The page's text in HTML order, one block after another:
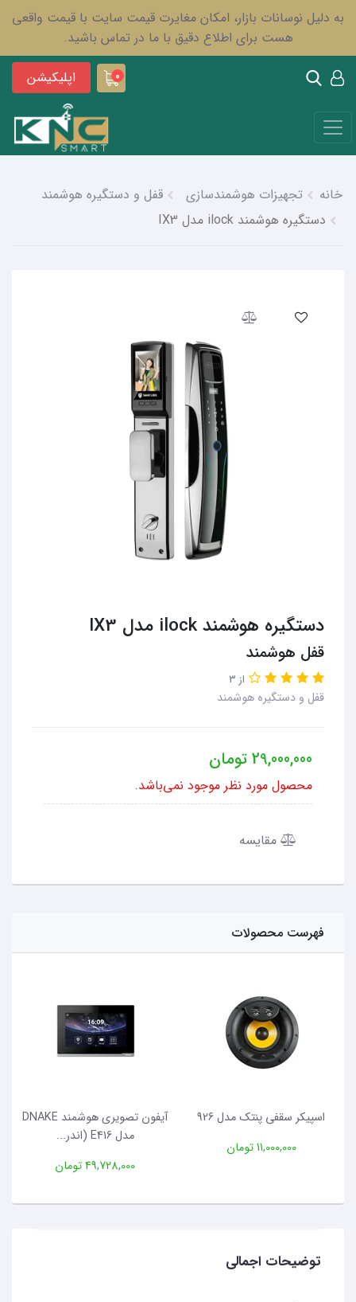
به دلیل نوسانات بازار، امکان مغایرت قیمت سایت با قیمت واقعی
هست برای اطلاع دقیق با ما در تماس باشید.
0 اپلیکیشن
خانه تجهیزات هوشمندسازی
قفل و دستگیره هوشمند
دستگیره هوشمند ilock مدل IX3
دستگیره هوشمند ilock مدل IX3
قفل هوشمند
از 3
قفل و دستگیره هوشمند
29,000,000تومان
محصول مورد نظر موجود نمی‌باشد.
مقایسه
فهرست محصولات
اسپیکر سقفی پنتک مدل 926
11,000,000 تومان
آیفون تصویری هوشمند DNAKE
مدل E416 (اندر...
49,728,000 تومان
توضیحات اجمالی